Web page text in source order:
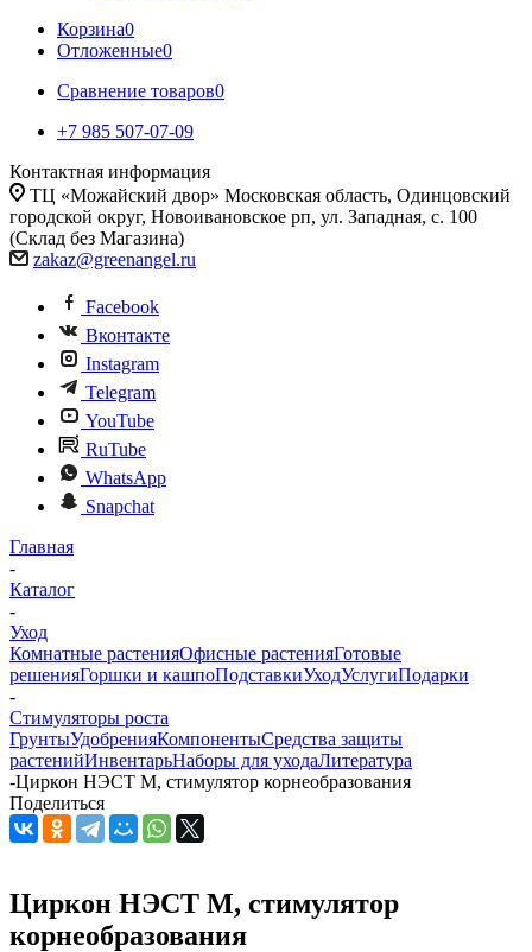
Корзина0
Отложенные0
Сравнение товаров0
+7 985 507-07-09
Контактная информация
ТЦ «Можайский двор» Московская область, Одинцовский
городской округ, Новоивановское рп, ул. Западная, с. 100
(Склад без Магазина)
zakaz@greenangel.ru
Facebook
Вконтакте
Instagram
Telegram
YouTube
RuTube
WhatsApp
Snapchat
Главная
-
Каталог
-
Уход
Комнатные растенияОфисные растенияГотовые
решенияГоршки и кашпоПодставкиУходУслугиПодарки
-
Стимуляторы роста
ГрунтыУдобренияКомпонентыСредства защиты
растенийИнвентарьНаборы для уходаЛитература
-Циркон НЭСТ М, стимулятор корнеобразования
Поделиться
Циркон НЭСТ М, стимулятор
корнеобразования